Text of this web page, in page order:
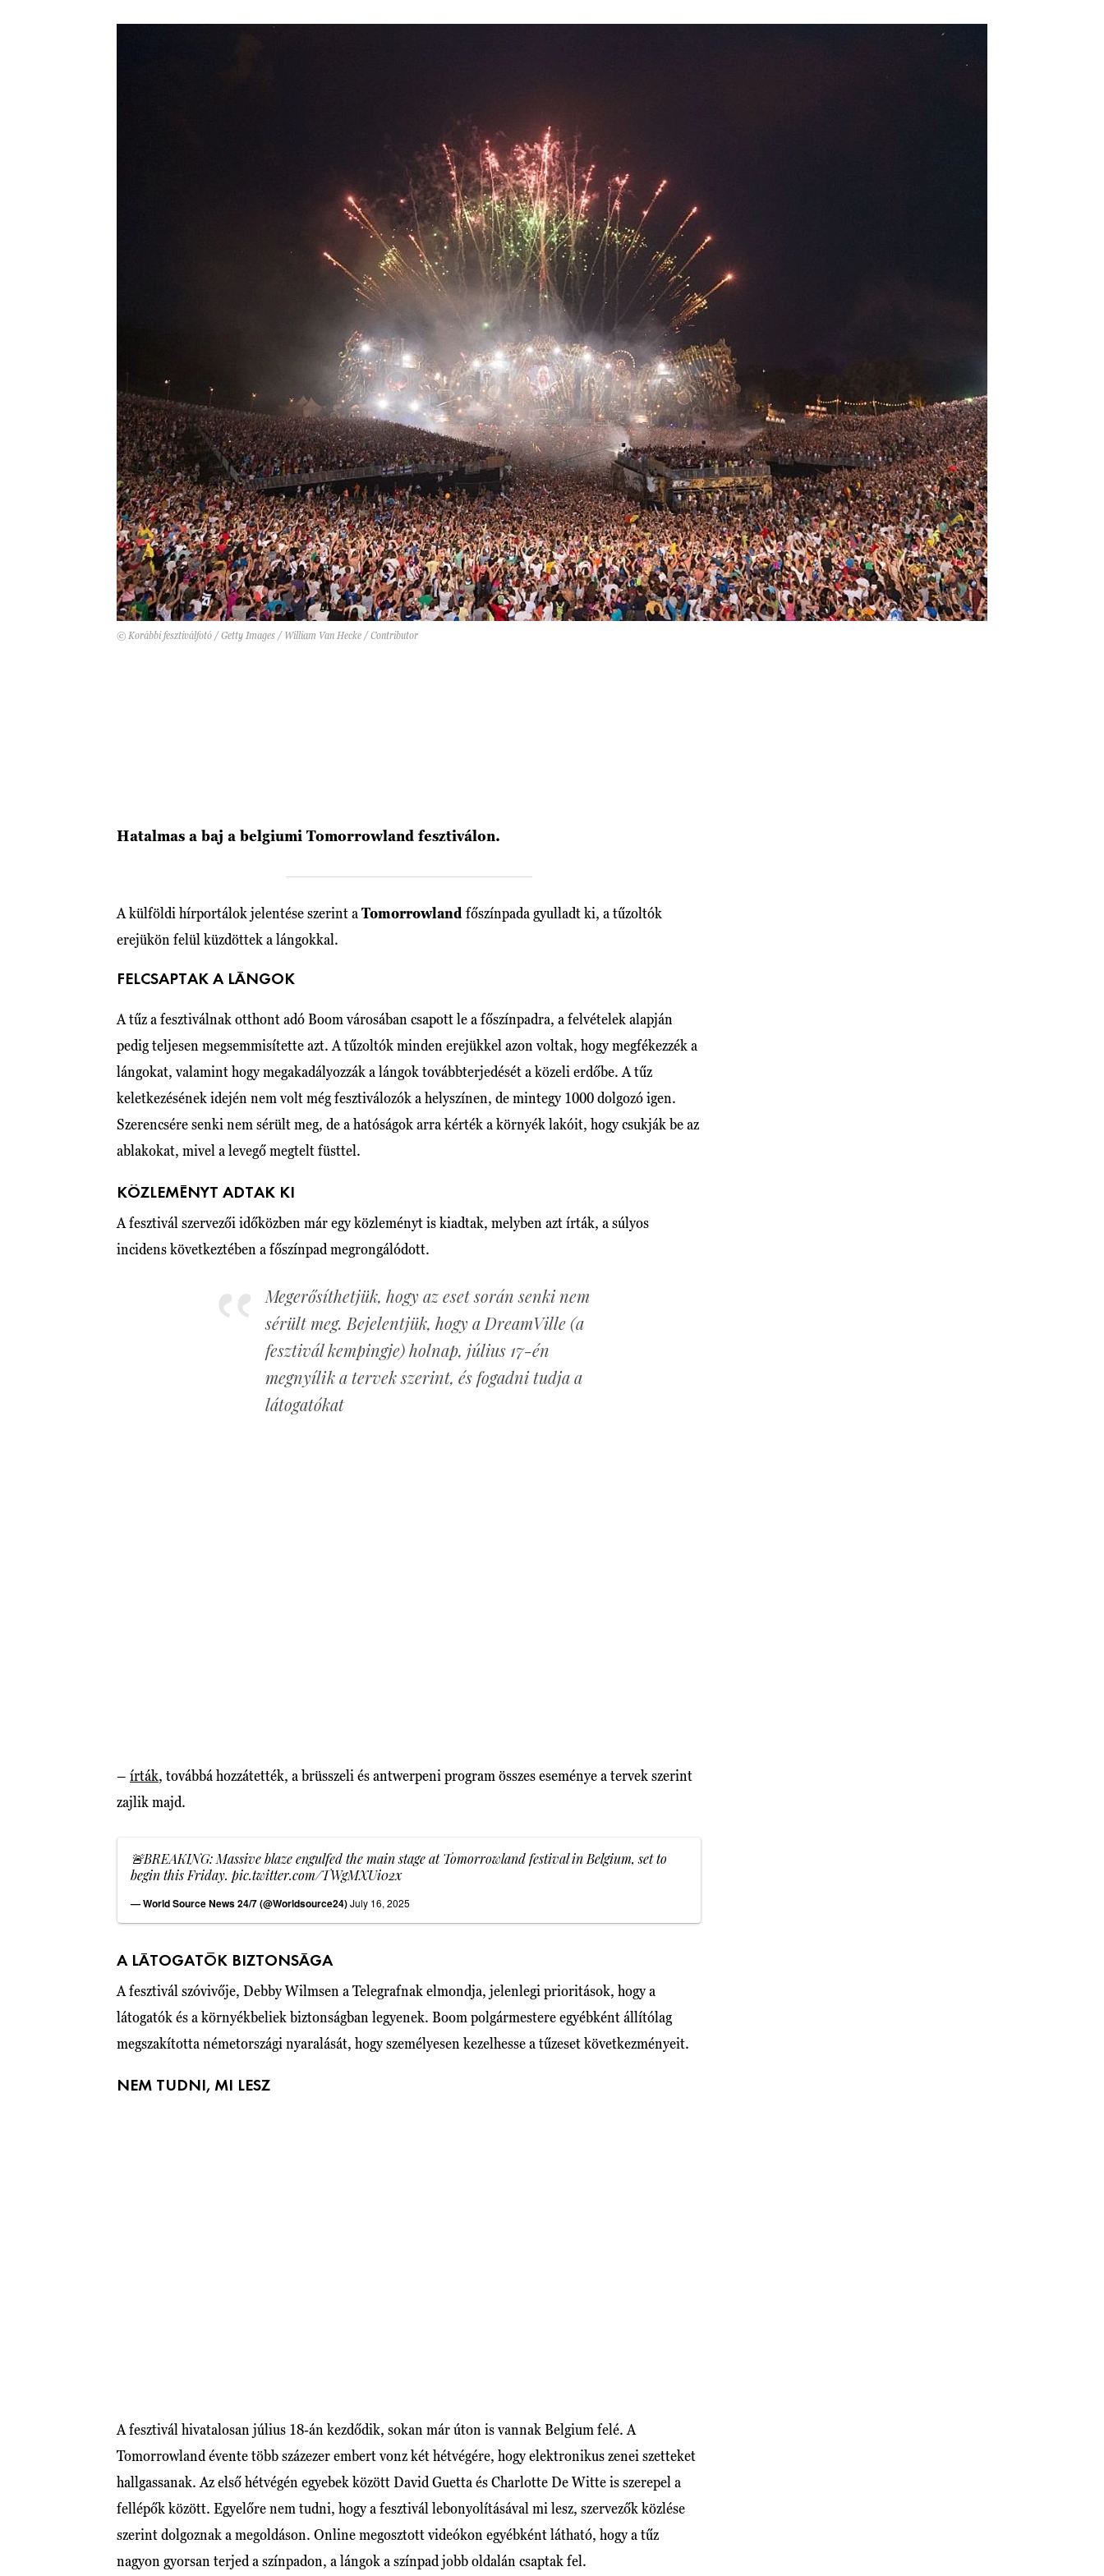
© Korábbi fesztiválfotó / Getty Images / William Van Hecke / Contributor
Hatalmas a baj a belgiumi Tomorrowland fesztiválon.
A külföldi hírportálok jelentése szerint a Tomorrowland főszínpada gyulladt ki, a tűzoltók
erejükön felül küzdöttek a lángokkal.
FELCSAPTAK A LÁNGOK
A tűz a fesztiválnak otthont adó Boom városában csapott le a főszínpadra, a felvételek alapján
pedig teljesen megsemmisítette azt. A tűzoltók minden erejükkel azon voltak, hogy megfékezzék a
lángokat, valamint hogy megakadályozzák a lángok továbbterjedését a közeli erdőbe. A tűz
keletkezésének idején nem volt még fesztiválozók a helyszínen, de mintegy 1000 dolgozó igen.
Szerencsére senki nem sérült meg, de a hatóságok arra kérték a környék lakóit, hogy csukják be az
ablakokat, mivel a levegő megtelt füsttel.
KÖZLEMÉNYT ADTAK KI
A fesztivál szervezői időközben már egy közleményt is kiadtak, melyben azt írták, a súlyos
incidens következtében a főszínpad megrongálódott.
Megerősíthetjük, hogy az eset során senki nem
sérült meg. Bejelentjük, hogy a DreamVille (a
fesztivál kempingje) holnap, július 17-én
megnyílik a tervek szerint, és fogadni tudja a
látogatókat
– írták, továbbá hozzátették, a brüsszeli és antwerpeni program összes eseménye a tervek szerint
zajlik majd.
🚨BREAKING: Massive blaze engulfed the main stage at Tomorrowland festival in Belgium, set to
begin this Friday. pic.twitter.com/TWgMXUi02x
— World Source News 24/7 (@Worldsource24)July 16, 2025
A LÁTOGATÓK BIZTONSÁGA
A fesztivál szóvivője, Debby Wilmsen a Telegrafnak elmondja, jelenlegi prioritások, hogy a
látogatók és a környékbeliek biztonságban legyenek. Boom polgármestere egyébként állítólag
megszakította németországi nyaralását, hogy személyesen kezelhesse a tűzeset következményeit.
NEM TUDNI, MI LESZ
A fesztivál hivatalosan július 18-án kezdődik, sokan már úton is vannak Belgium felé. A
Tomorrowland évente több százezer embert vonz két hétvégére, hogy elektronikus zenei szetteket
hallgassanak. Az első hétvégén egyebek között David Guetta és Charlotte De Witte is szerepel a
fellépők között. Egyelőre nem tudni, hogy a fesztivál lebonyolításával mi lesz, szervezők közlése
szerint dolgoznak a megoldáson. Online megosztott videókon egyébként látható, hogy a tűz
nagyon gyorsan terjed a színpadon, a lángok a színpad jobb oldalán csaptak fel.